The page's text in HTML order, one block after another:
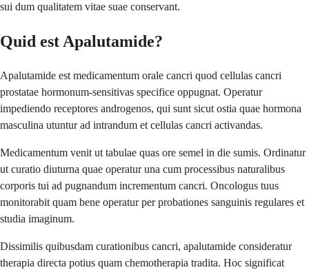
sui dum qualitatem vitae suae conservant.
Quid est Apalutamide?
Apalutamide est medicamentum orale cancri quod cellulas cancri
prostatae hormonum-sensitivas specifice oppugnat. Operatur
impediendo receptores androgenos, qui sunt sicut ostia quae hormona
masculina utuntur ad intrandum et cellulas cancri activandas.
Medicamentum venit ut tabulae quas ore semel in die sumis. Ordinatur
ut curatio diuturna quae operatur una cum processibus naturalibus
corporis tui ad pugnandum incrementum cancri. Oncologus tuus
monitorabit quam bene operatur per probationes sanguinis regulares et
studia imaginum.
Dissimilis quibusdam curationibus cancri, apalutamide consideratur
therapia directa potius quam chemotherapia tradita. Hoc significat